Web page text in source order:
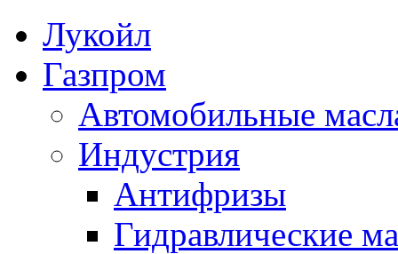
Лукойл
Газпром
Автомобильные
Индустрия
Антифризы
Гидравлические